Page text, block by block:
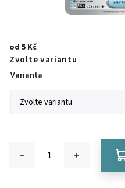
od 5 Kč
Zvolte variantu
Varianta